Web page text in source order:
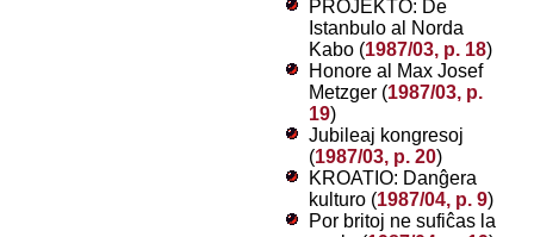
PROJEKTO: De
Istanbulo al Norda
Kabo (1987/03, p. 18)
Honore al Max Josef
Metzger (1987/03, p.
19)
Jubileaj kongresoj
(1987/03, p. 20)
KROATIO: Danĝera
kulturo (1987/04, p. 9)
Por britoj ne sufiĉas la